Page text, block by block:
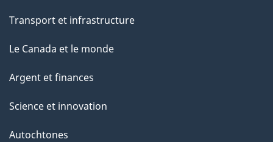
Transport et infrastructure
Le Canada et le monde
Argent et finances
Science et innovation
Autochtones